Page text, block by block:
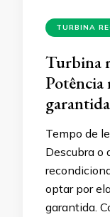
TURBINA
Turbina
Potência
Tempo de
Descubra o
optar por
garantida.